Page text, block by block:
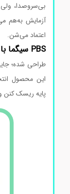
آزمایش به‌هم
اعتماد می‌شن.
PBS سیگما با کد P4417
طراحی شده؛ جایی
این محصول
پایه ریسک کنن